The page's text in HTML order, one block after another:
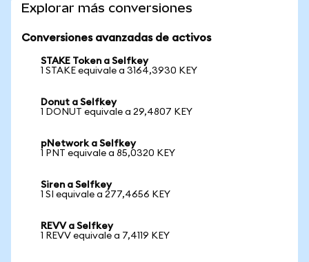
Explorar más conversiones
Conversiones avanzadas de activos
STAKE Token a Selfkey
1 STAKE equivale a 3164,3930 KEY
Donut a Selfkey
1 DONUT equivale a 29,4807 KEY
pNetwork a Selfkey
1 PNT equivale a 85,0320 KEY
Siren a Selfkey
1 SI equivale a 277,4656 KEY
REVV a Selfkey
1 REVV equivale a 7,4119 KEY